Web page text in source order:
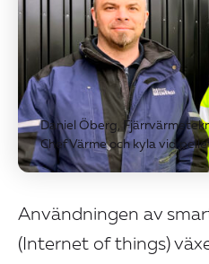
Daniel Öberg,
Chef Värme och kyla vid
Användningen av
(Internet of things)